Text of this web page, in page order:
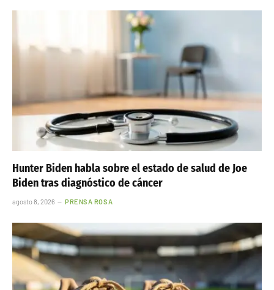
Hunter Biden habla sobre el estado de salud de Joe
Biden tras diagnóstico de cáncer
agosto 8, 2026 PRENSA ROSA